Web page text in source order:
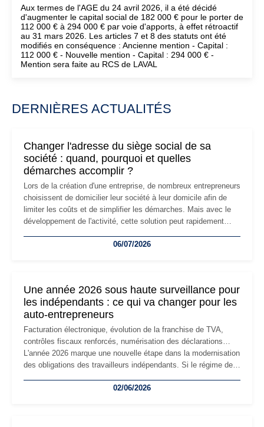
Aux termes de l'AGE du 24 avril 2026, il a été décidé
d'augmenter le capital social de 182 000 € pour le porter de
112 000 € à 294 000 € par voie d'apports, à effet rétroactif
au 31 mars 2026. Les articles 7 et 8 des statuts ont été
modifiés en conséquence : Ancienne mention - Capital :
112 000 € - Nouvelle mention - Capital : 294 000 € -
Mention sera faite au RCS de LAVAL
DERNIÈRES ACTUALITÉS
Changer l'adresse du siège social de sa
société : quand, pourquoi et quelles
démarches accomplir ?
Lors de la création d'une entreprise, de nombreux entrepreneurs
choisissent de domicilier leur société à leur domicile afin de
limiter les coûts et de simplifier les démarches. Mais avec le
développement de l'activité, cette solution peut rapidement
professionnels, recrutement, image de marque… Le
06/07/2026
Une année 2026 sous haute surveillance pour
les indépendants : ce qui va changer pour les
auto-entrepreneurs
Facturation électronique, évolution de la franchise de TVA,
contrôles fiscaux renforcés, numérisation des déclarations…
L'année 2026 marque une nouvelle étape dans la modernisation
des obligations des travailleurs indépendants. Si le régime de
les auto-entrepreneurs devront s'adapter à un environnement
02/06/2026